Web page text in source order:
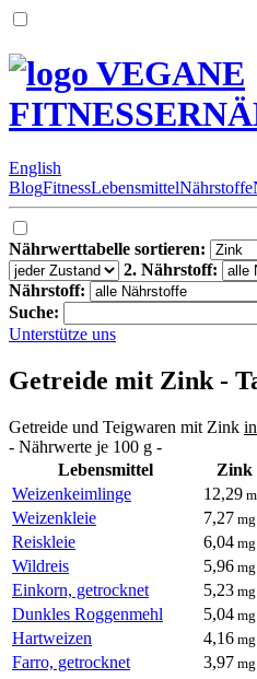
VEGANE
English
BlogFitnessLebensmittelNährstoffe
Nährwerttabelle sortieren:
2. Nährstoff:
Nährstoff:
Suche:
Unterstütze uns
Getreide mit Zink -
Getreide und Teigwaren mit Zink
- Nährwerte je 100 g -
Lebensmittel
Zink
Weizenkeimlinge
12,29
Weizenkleie 7,27 mg
Reiskleie 6,04 mg
Wildreis 5,96 mg
Einkorn, getrocknet 5,23 mg
Dunkles Roggenmehl 5,04 mg
Hartweizen 4,16 mg
Farro, getrocknet 3,97 mg